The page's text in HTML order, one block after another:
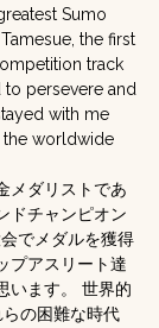
Sumo
the first
track
persevere and
with me
worldwide
メダリストであ
ドチャンピオン
でメダルを獲得
プアスリート達
います。 世界的
の困難な時代